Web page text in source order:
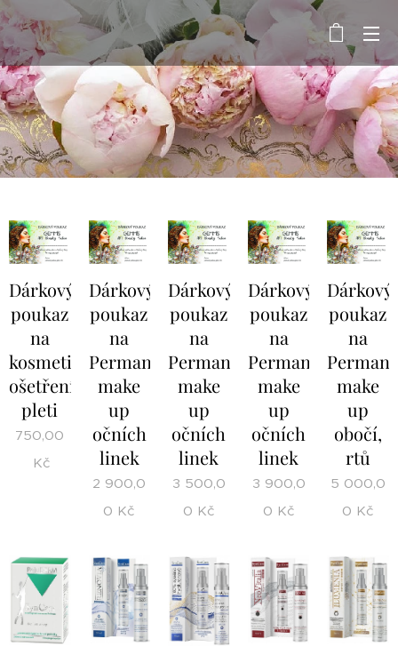
Dárkový
poukaz
na
kosmetické
ošetření
pleti
750,00
Kč
Dárkový
poukaz
na
Permanentní
make
up
očních
linek
2 900,0
0 Kč
Dárkový
poukaz
na
Permanentní
make
up
očních
linek
3 500,0
0 Kč
Dárkový
poukaz
na
Permanentní
make
up
očních
linek
3 900,0
0 Kč
Dárkový
poukaz
na
make
up
obočí,
rtů
5 000,0
0 Kč